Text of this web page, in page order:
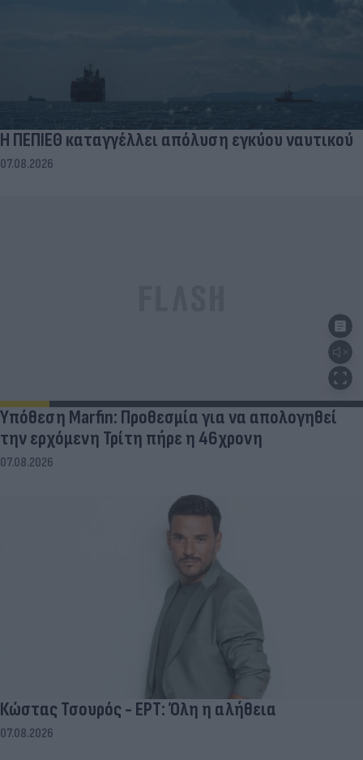
Η ΠΕΠΙΕΘ καταγγέλλει απόλυση εγκύου ναυτικού
07.08.2026
Υπόθεση Marfin: Προθεσμία για να απολογηθεί
την ερχόμενη Τρίτη πήρε η 46χρονη
07.08.2026
Κώστας Τσουρός - ΕΡΤ: Όλη η αλήθεια
07.08.2026